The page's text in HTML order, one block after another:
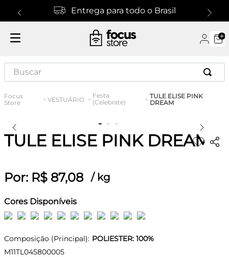
Entrega para todo o Brasil
Buscar
VESTUÁRIO
Festa
(Celebrate)
TULE ELISE PINK
DREAM
TULE ELISE PINK DREAM
Por: R$ 87,08 / kg
Cores Disponíveis
Composição (Principal): POLIESTER: 100%
M11TL045800005